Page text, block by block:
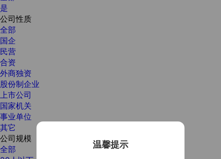
温馨提示
是
公司性质
全部
国企
民营
合资
外商独资
股份制企业
上市公司
国家机关
事业单位
其它
公司规模
全部